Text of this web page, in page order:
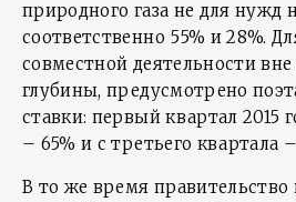
природного газа не для нужд
соответственно 55% и 28%.
совместной деятельности
глубины, предусмотрено
ставки: первый квартал 2015
– 65% и с третьего квартала
В то же время правительство